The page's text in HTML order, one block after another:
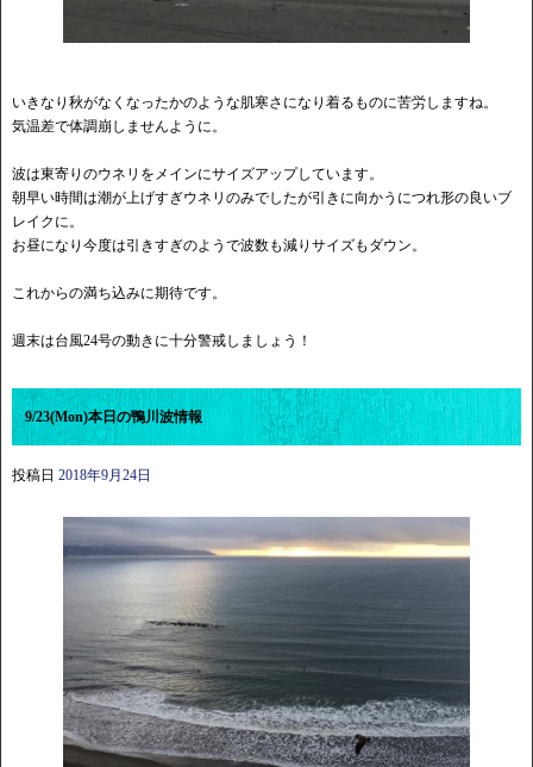
いきなり秋がなくなったかのような肌寒さになり着るものに苦労しますね。
気温差で体調崩しませんように。
波は東寄りのウネリをメインにサイズアップしています。
朝早い時間は潮が上げすぎウネリのみでしたが引きに向かうにつれ形の良いブ
レイクに。
お昼になり今度は引きすぎのようで波数も減りサイズもダウン。
これからの満ち込みに期待です。
週末は台風24号の動きに十分警戒しましょう！
9/23(Mon)本日の鴨川波情報
投稿日 2018年9月24日